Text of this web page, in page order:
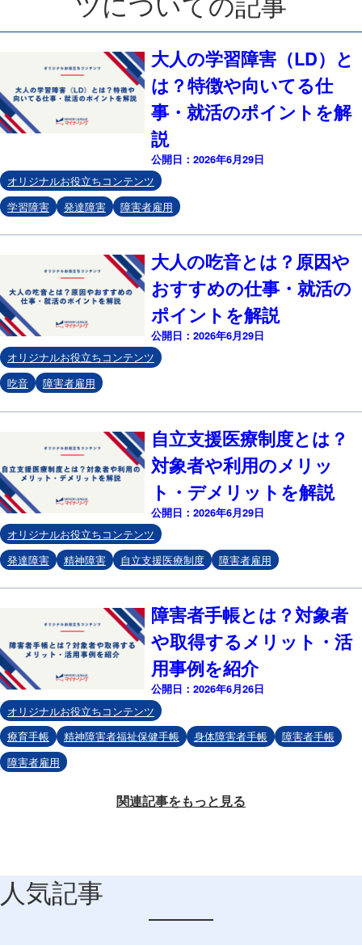
大人の学習障害（LD）と
は？特徴や向いてる仕
事・就活のポイントを解
説
公開日：2026年6月29日
オリジナルお役立ちコンテンツ
学習障害
発達障害 障害者雇用
大人の吃音とは？原因や
おすすめの仕事・就活の
ポイントを解説
公開日：2026年6月29日
オリジナルお役立ちコンテンツ
吃音
障害者雇用
自立支援医療制度とは？
対象者や利用のメリッ
ト・デメリットを解説
公開日：2026年6月29日
オリジナルお役立ちコンテンツ
発達障害
精神障害 自立支援医療制度 障害者雇用
障害者手帳とは？対象者
や取得するメリット・活
用事例を紹介
公開日：2026年6月26日
オリジナルお役立ちコンテンツ
療育手帳
精神障害者福祉保健手帳 身体障害者手帳
障害者手帳
障害者雇用
関連記事をもっと見る
人気記事